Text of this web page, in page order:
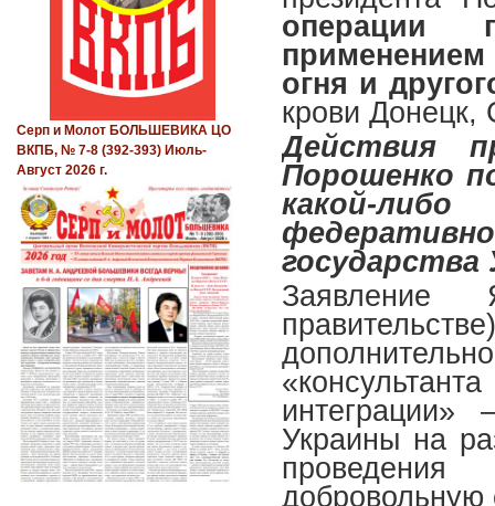
операции
огня и
крови
Действия
Порошенко
какой-
государства
интеграции»
Украины на
добровольную
Серп и Молот БОЛЬШЕВИКА ЦО
ВКПБ, № 7-8 (392-393) Июль-
Август 2026 г.